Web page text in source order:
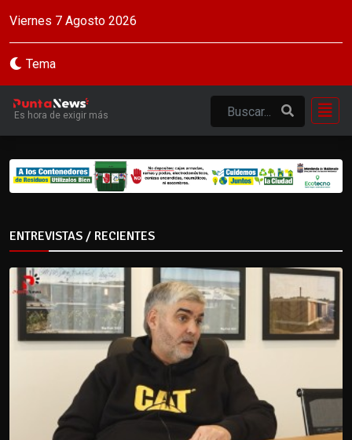
Viernes 7 Agosto 2026
Tema
Es hora de exigir más
ENTREVISTAS / RECIENTES